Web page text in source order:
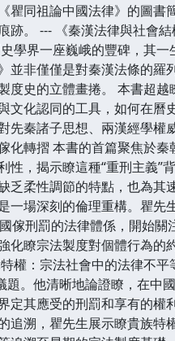
瞿同祖論中國法律》的圖
跡。 --- 《秦漢法律與社會
學界一座巍峨的豐碑，其
並非僅僅是對秦漢法條的
度史的立體畫捲。 本書超
文化認同的工具，如何在
先秦諸子思想、兩漢經學
化轉摺 本書的首篇聚焦於
，揭示瞭這種“重刑主義”
乏柔性調節的特點，也為
一場深刻的倫理重構。瞿先
傢刑罰的法律體係，開始
化瞭宗法製度對個體行為
權：宗法社會中的法律不
題。他清晰地論證瞭，在中
定其應受的刑罰和享有的
追溯，瞿先生展示瞭貴族